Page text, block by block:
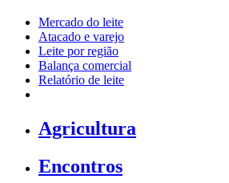
Mercado do leite
Atacado e varejo
Leite por região
Balança comercial
Relatório de leite
Agricultura
Encontros